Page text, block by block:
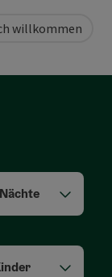
willkommen
Nächte